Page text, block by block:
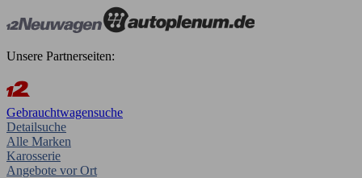
Unsere Partnerseiten:
Gebrauchtwagensuche
Detailsuche
Alle Marken
Karosserie
Angebote vor Ort